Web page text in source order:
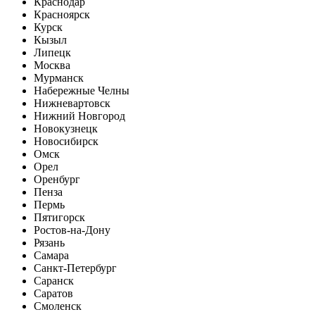
Красноярск
Курск
Кызыл
Липецк
Москва
Мурманск
Набережные Челны
Нижневартовск
Нижний Новгород
Новокузнецк
Новосибирск
Омск
Орел
Оренбург
Пенза
Пермь
Пятигорск
Ростов-на-Дону
Рязань
Самара
Санкт-Петербург
Саранск
Саратов
Смоленск